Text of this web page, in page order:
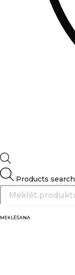
Products search
MEKLĒŠANA